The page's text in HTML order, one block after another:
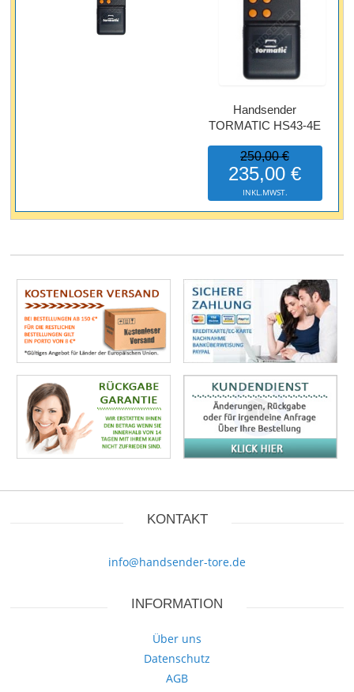
Handsender
TORMATIC HS43-4E
250,00 €
235,00 €
INKL.MWST.
KONTAKT
info@handsender-tore.de
INFORMATION
Über uns
Datenschutz
AGB